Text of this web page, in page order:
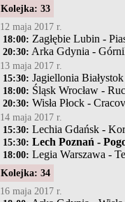
Kolejka: 33
12 maja 2017 r.
18:00: Zagłębie Lubin -
20:30: Arka Gdynia -
13 maja 2017 r.
15:30: Jagiellonia
18:00: Śląsk Wrocław -
20:30: Wisła Płock -
14 maja 2017 r.
15:30: Lechia Gdańsk -
15:30: Lech Poznań -
18:00: Legia Warszawa -
Kolejka: 34
16 maja 2017 r.